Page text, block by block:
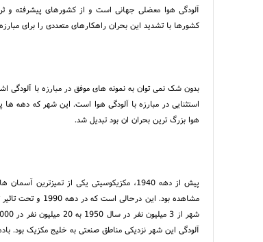
آلودگی هوا معضلی جهانی است و از کشورهای پیشرفته و
کشورها با تشدید این بحران راهکارهای متعددی را برای
بدون شک نمی توان به نمونه های موفق در مبارزه با آلودگی
استثنایی در مبارزه با آلودگی هوا است. این شهر که
هوا بزرگ ترین بحران ان بود تبدیل شد.
پیش از دهه 1940، مکزیکوسیتی یکی از
مشاهده بود.
آلودگی این شهر نزدیکی مناطق صنعتی به خلیج مکزیک بود.